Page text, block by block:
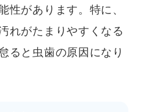
性があります。特に、
れがたまりやすくなる
ると虫歯の原因になり